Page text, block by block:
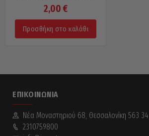
2,00 €
Προσθήκη στο καλάθι
ΕΠΙΚΟΙΝΩΝΊΑ
Νέα Mοναστηριού 68, Θεσσαλονίκη 563 34
2310759800